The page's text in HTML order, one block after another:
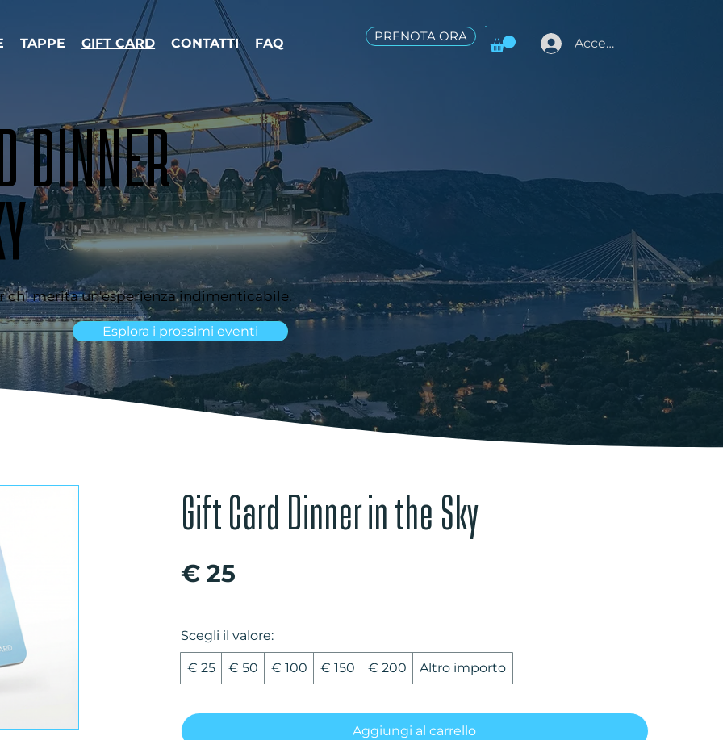
TAPPE GIFT CARD CONTATTI FAQ PRENOTA ORA Accedi
DINNER
chi merita un'esperienza indimenticabile.
Esplora i prossimi eventi
Gift Card Dinner in the Sky
€ 25
Scegli il valore:
€ 25 € 50 € 100 € 150 € 200 Altro importo
Aggiungi al carrello